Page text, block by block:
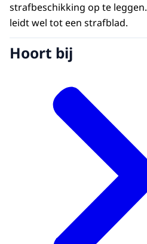
strafbeschikking op te
leidt wel tot een strafblad.
Hoort bij